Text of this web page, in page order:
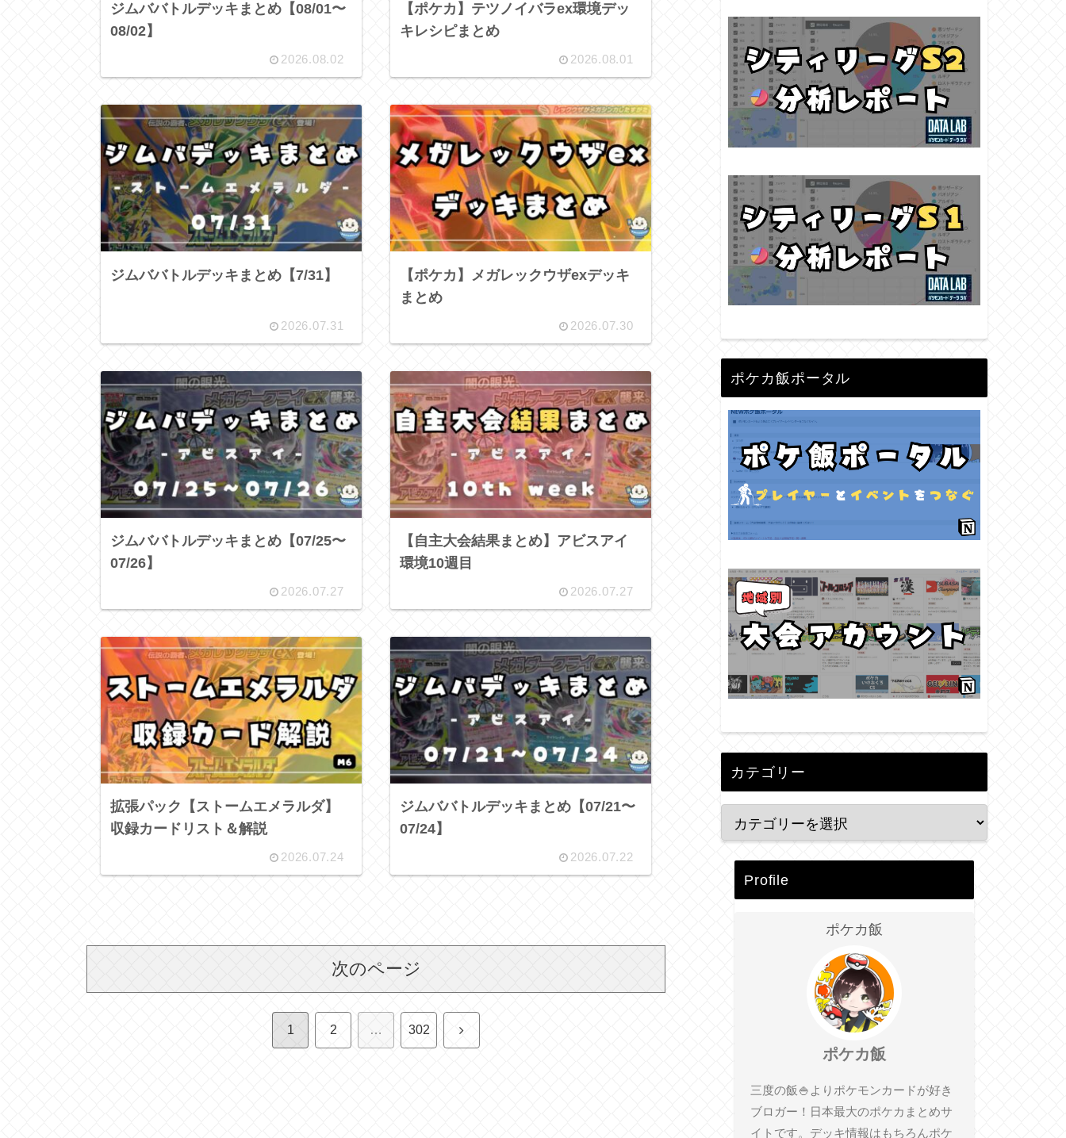
ジムババトルデッキまとめ【08/01〜
08/02】
2026.08.02
【ポケカ】テツノイバラex環境デッ
キレシピまとめ
2026.08.01
ジムババトルデッキまとめ【7/31】
2026.07.31
【ポケカ】メガレックウザexデッキ
まとめ
2026.07.30
ジムババトルデッキまとめ【07/25〜
07/26】
2026.07.27
【自主大会結果まとめ】アビスアイ
環境10週目
2026.07.27
拡張パック【ストームエメラルダ】
収録カードリスト＆解説
2026.07.24
ジムババトルデッキまとめ【07/21〜
07/24】
2026.07.22
次のページ
1 2 … 302 次
ポケカ飯ポータル
カテゴリー
Profile
ポケカ飯
ポケカ飯
三度の飯🍚よりポケモンカードが好き
ブロガー！日本最大のポケカまとめサ
イトです。デッキ情報はもちろんポケ